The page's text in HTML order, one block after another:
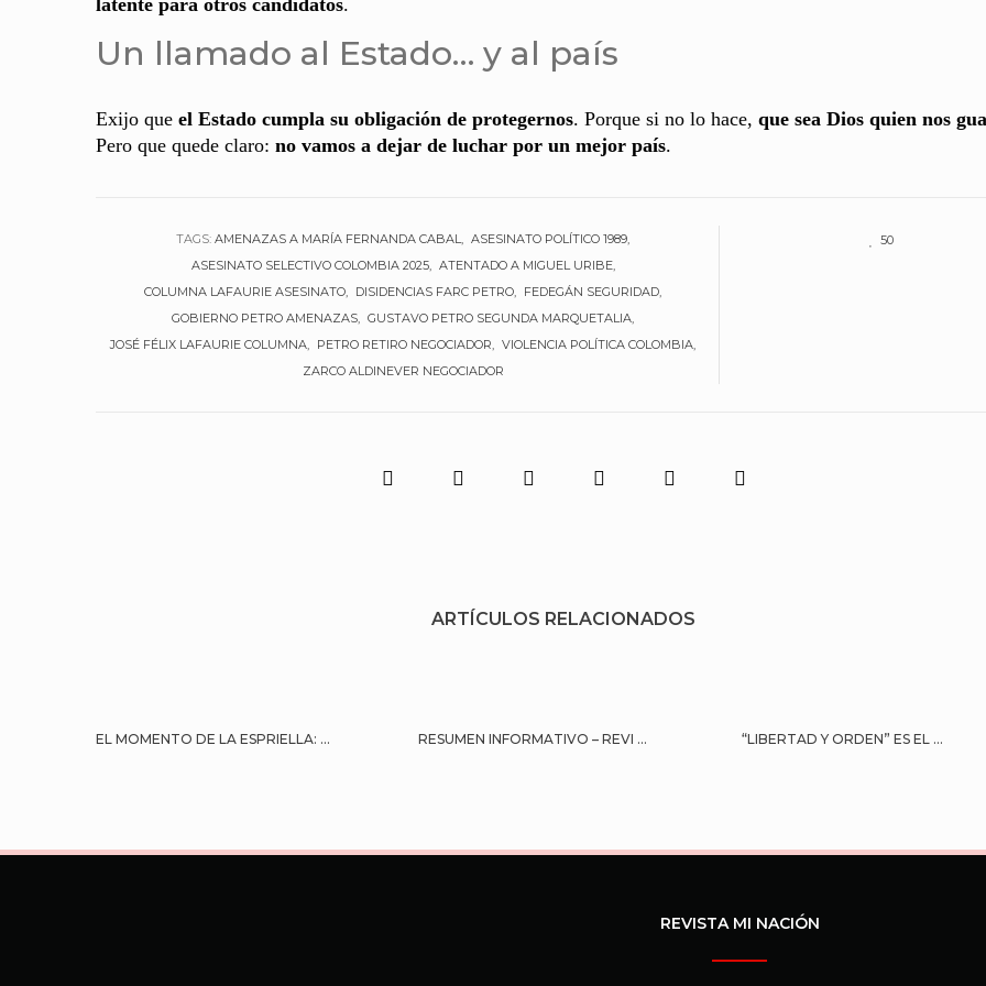
latente para otros candidatos.
Un llamado al Estado… y al país
Exijo que el Estado cumpla su obligación de protegernos. Porque si no lo hace, que sea Dios quien nos
Pero que quede claro: no vamos a dejar de luchar por un mejor país.
TAGS:AMENAZAS A MARÍA FERNANDA CABAL
ASESINATO POLÍTICO 1989
ASESINATO SELECTIVO COLOMBIA 2025
ATENTADO A MIGUEL URIBE
COLUMNA LAFAURIE ASESINATO
DISIDENCIAS FARC PETRO
FEDEGÁN SEGURIDAD
GOBIERNO PETRO AMENAZAS
GUSTAVO PETRO SEGUNDA MARQUETALIA
JOSÉ FÉLIX LAFAURIE COLUMNA
PETRO RETIRO NEGOCIADOR
VIOLENCIA POLÍTICA COLOMBIA
ZARCO ALDINEVER NEGOCIADOR
50
ARTÍCULOS RELACIONADOS
EL MOMENTO DE LA ESPRIELLA: ... RESUMEN INFORMATIVO – REVI ... “LIBERTAD Y ORDEN” ES EL ...
REVISTA MI NACIÓN